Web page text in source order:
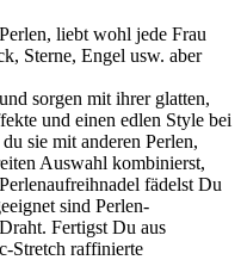
liebt wohl jede Frau
Sterne, Engel usw. aber
sorgen mit ihrer glatten,
und einen edlen Style bei
sie mit anderen Perlen,
Auswahl kombinierst,
fädelst Du
sind Perlen-
Fertigst Du aus
Stretch raffinierte